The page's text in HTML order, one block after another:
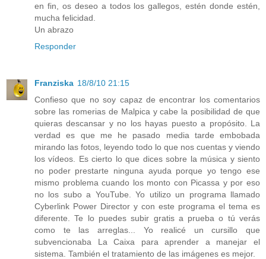
en fin, os deseo a todos los gallegos, estén donde estén,
mucha felicidad.
Un abrazo
Responder
Franziska 18/8/10 21:15
Confieso que no soy capaz de encontrar los comentarios
sobre las romerias de Malpica y cabe la posibilidad de que
quieras descansar y no los hayas puesto a propósito. La
verdad es que me he pasado media tarde embobada
mirando las fotos, leyendo todo lo que nos cuentas y viendo
los vídeos. Es cierto lo que dices sobre la música y siento
no poder prestarte ninguna ayuda porque yo tengo ese
mismo problema cuando los monto con Picassa y por eso
no los subo a YouTube. Yo utilizo un programa llamado
Cyberlink Power Director y con este programa el tema es
diferente. Te lo puedes subir gratis a prueba o tú verás
como te las arreglas... Yo realicé un cursillo que
subvencionaba La Caixa para aprender a manejar el
sistema. También el tratamiento de las imágenes es mejor.